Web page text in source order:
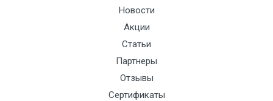
Новости
Акции
Статьи
Партнеры
Отзывы
Сертификаты